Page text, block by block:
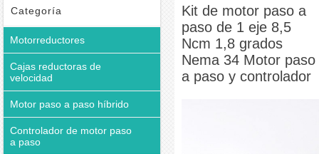
grados Nema 34 Motor paso a paso y controlador
Categoría
Motorreductores
Cajas reductoras de
velocidad
Motor paso a paso híbrido
Controlador de motor paso
a paso
Kit de motor paso a
paso de 1 eje 8,5
Ncm 1,8 grados
Nema 34 Motor paso
a paso y controlador